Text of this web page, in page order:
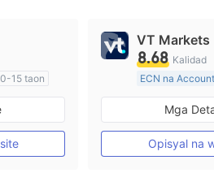
15 taon
MT4
VT Markets
8.68 Kalidad
ECN na Account
Kinokontrol sa
Paggawa ng
Pangunahing
Mga
Opisyal na